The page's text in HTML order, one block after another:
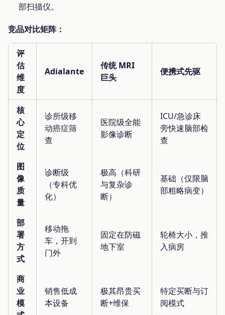
部扫描仪。
竞品对比矩阵：
评
估
维
度
Adialante
传统 MRI
巨头
便携式先驱
核
心
定
位
诊所级移
动癌症筛
查
医院级全能
影像诊断
ICU/急诊床
旁快速脑部检
查
图
像
质
量
诊断级
（专科优
化）
极高（科研
与复杂诊
断）
基础（仅限脑
部粗略病变）
部
署
方
式
移动拖
车，开到
门外
固定在防磁
地下室
轮椅大小，推
入病房
商
业
模
销售低成
本设备
极其昂贵买
断+维保
特定买断与订
阅模式